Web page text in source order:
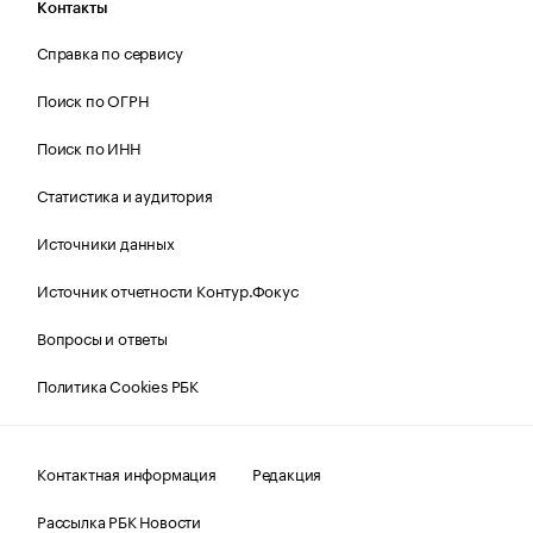
Контакты
Справка по сервису
Поиск по ОГРН
Поиск по ИНН
Статистика и аудитория
Источники данных
Источник отчетности Контур.Фокус
Вопросы и ответы
Политика Cookies РБК
Контактная информация
Редакция
Рассылка РБК Новости